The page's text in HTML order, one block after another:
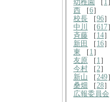
幼稚園
［ 1 ］
西 ［6］
校長 ［96］
中川
［617］
斉藤 ［ 14］
新田
［ 16］
東 ［ 1 ］
友原 ［ 1 ］
今村 ［2］
新山 ［249］
桑畑
［28］
広報委員会